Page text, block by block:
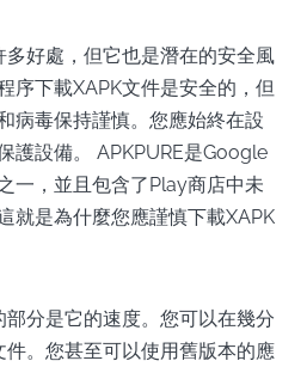
多好處，但它也是潛在的安全風
序下載XAPK文件是安全的，但
病毒保持謹慎。您應始終在設
護設備。 APKPURE是Google
一，並且包含了Play商店中未
就是為什麼您應謹慎下載XAPK
部分是它的速度。您可以在幾分
。您甚至可以使用舊版本的應